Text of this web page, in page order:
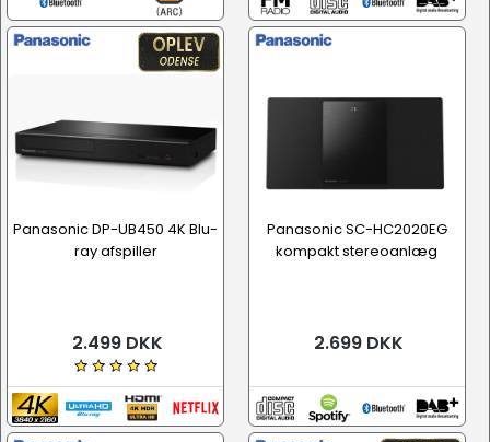
Panasonic DP-UB450 4K Blu-
ray afspiller
2.499 DKK
Panasonic SC-HC2020EG
kompakt stereoanlæg
2.699 DKK